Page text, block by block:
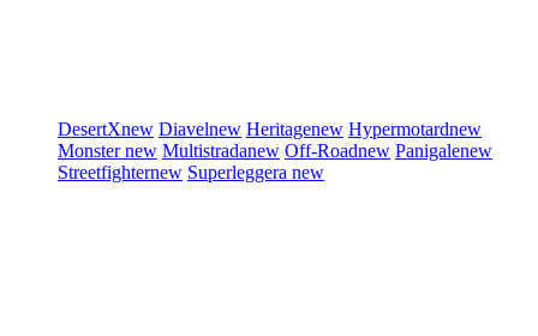
DesertXnew Diavelnew Heritagenew Hypermotardnew
Monsternew Multistradanew Off-Roadnew Panigalenew
Streetfighternew Superleggera new